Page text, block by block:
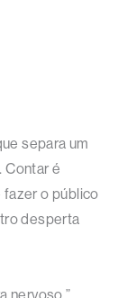
separa um
Contar é
o público
desperta